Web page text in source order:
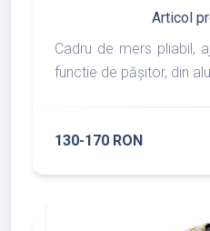
Articol
Cadru de mers pliabil,
functie de pășitor, din
130-170 RON